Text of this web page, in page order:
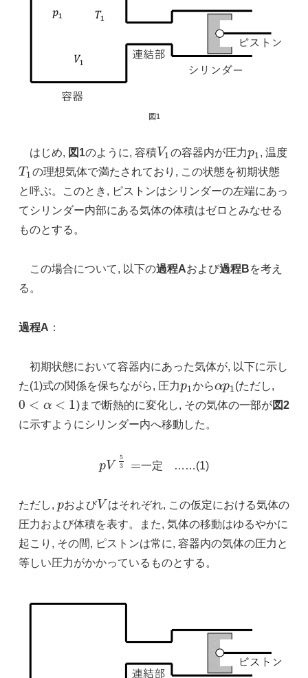
図1
はじめ, 図1のように, 容積V1
V1 の容器内が圧力p1
p1 , 温度
T1
T1 の理想気体で満たされており, この状態を初期状態
と呼ぶ。このとき, ピストンはシリンダーの左端にあっ
てシリンダー内部にある気体の体積はゼロとみなせる
ものとする。
この場合について, 以下の過程Aおよび過程Bを考え
る。
過程A ：
初期状態において容器内にあった気体が, 以下に示し
た(1)式の関係を保ちながら, 圧力p1
p1からαp1
αp1 (ただし,
0 < α < 1
0<α< 1 )まで断熱的に変化し, その気体の一部が図2
に示すようにシリンダー内へ移動した。
pV
5
3
=
pV5 3 一定 ……(1)
ただし, p
pおよびV
V はそれぞれ, この仮定における気体の
圧力および体積を表す。また, 気体の移動はゆるやかに
起こり, その間, ピストンは常に, 容器内の気体の圧力と
等しい圧力がかかっているものとする。